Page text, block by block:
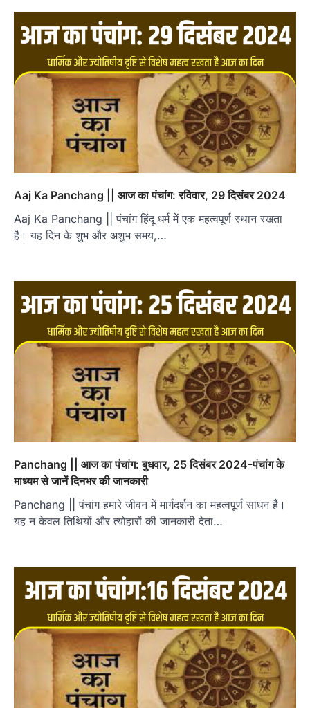
Aaj Ka Panchang || आज का पंचांग: रविवार, 29 दिसंबर 2024
Aaj Ka Panchang || पंचांग हिंदू धर्म में एक महत्वपूर्ण स्थान रखता
है। यह दिन के शुभ और अशुभ समय,…
Panchang || आज का पंचांग: बुधवार, 25 दिसंबर 2024-पंचांग के
माध्यम से जानें दिनभर की जानकारी
Panchang || पंचांग हमारे जीवन में मार्गदर्शन का महत्वपूर्ण साधन है।
यह न केवल तिथियों और त्योहारों की जानकारी देता…